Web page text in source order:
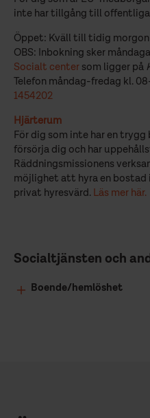
inte har tillgång till
Öppet: Kväll till tidig morgon
OBS: Inbokning sker
Socialt center som ligger på
Telefon måndag-fredag kl.
1454202
Hjärterum
För dig som inte har en trygg
försörja dig och har
Räddningsmissionens
möjlighet att hyra en bostad
privat hyresvärd.
Läs mer här.
Socialtjänsten och
Boende/hemlöshet